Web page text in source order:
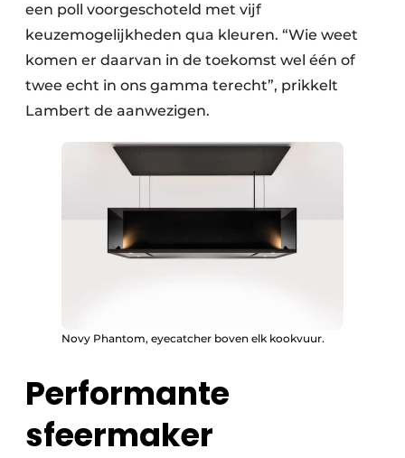
een poll voorgeschoteld met vijf
keuzemogelijkheden qua kleuren. “Wie weet
komen er daarvan in de toekomst wel één of
twee echt in ons gamma terecht”, prikkelt
Lambert de aanwezigen.
Novy Phantom, eyecatcher boven elk kookvuur.
Performante
sfeermaker